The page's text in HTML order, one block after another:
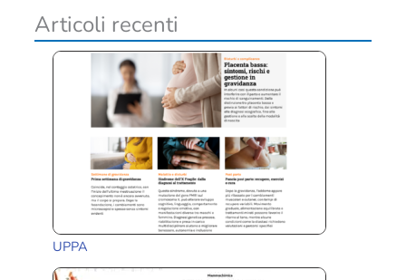
Articoli recenti
UPPA